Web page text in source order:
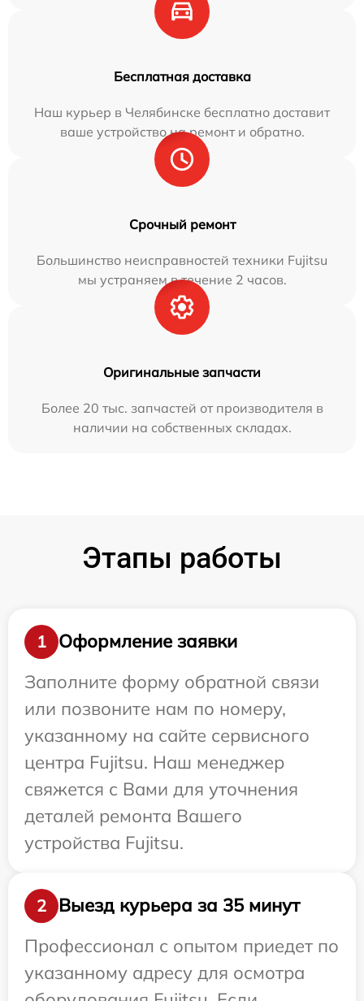
Бесплатная доставка
Наш курьер в Челябинске бесплатно доставит
ваше устройство на ремонт и обратно.
Срочный ремонт
Большинство неисправностей техники Fujitsu
мы устраняем в течение 2 часов.
Оригинальные запчасти
Более 20 тыс. запчастей от производителя в
наличии на собственных складах.
Этапы работы
1
Оформление заявки
Заполните форму обратной связи
или позвоните нам по номеру,
указанному на сайте сервисного
центра Fujitsu. Наш менеджер
свяжется с Вами для уточнения
деталей ремонта Вашего
устройства Fujitsu.
2
Выезд курьера за 35 минут
Профессионал с опытом приедет по
указанному адресу для осмотра